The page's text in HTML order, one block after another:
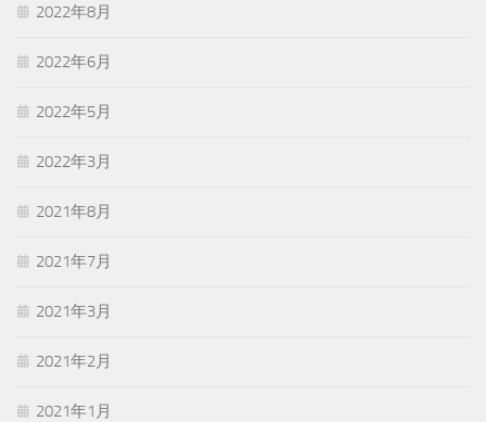
2022年8月
2022年6月
2022年5月
2022年3月
2021年8月
2021年7月
2021年3月
2021年2月
2021年1月